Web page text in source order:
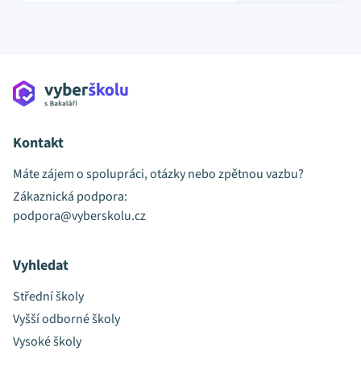
Kontakt
Máte zájem o spolupráci, otázky nebo zpětnou vazbu?
Zákaznická podpora:
podpora@vyberskolu.cz
Vyhledat
Střední školy
Vyšší odborné školy
Vysoké školy